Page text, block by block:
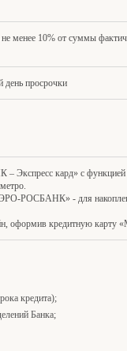
менее 10% от суммы
день просрочки
кард» с функцией
РОСБАНК» - для
оформив кредитную карту
кредита);
Банка;